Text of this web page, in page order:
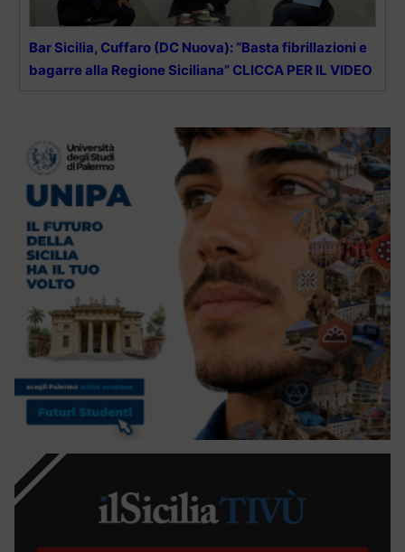
Bar Sicilia, Cuffaro (DC Nuova): “Basta fibrillazioni e
bagarre alla Regione Siciliana” CLICCA PER IL VIDEO